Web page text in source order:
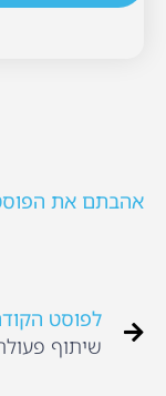
אהבתם את
לפוסט